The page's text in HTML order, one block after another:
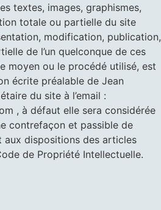
textes, images, graphismes,
totale ou partielle du site
modification, publication,
de l’un quelconque de ces
moyen ou le procédé utilisé, est
écrite préalable de Jean
du site à l’email :
, à défaut elle sera considérée
contrefaçon et passible de
aux dispositions des articles
de Propriété Intellectuelle.